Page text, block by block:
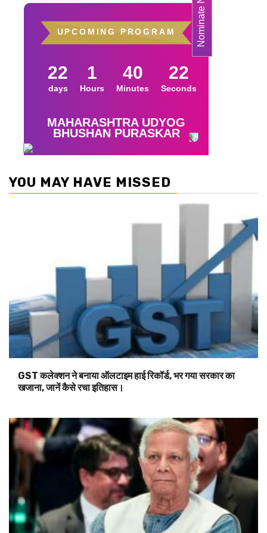
YOU MAY HAVE MISSED
GST कलेक्शन ने बनाया ऑलटाइम हाई रिकॉर्ड, भर गया सरकार का
खजाना, जानें कैसे रचा इतिहास।